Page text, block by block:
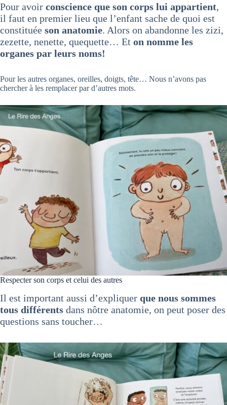
Pour avoir conscience que son corps lui appartient,
il faut en premier lieu que l’enfant sache de quoi est
constituée son anatomie. Alors on abandonne les zizi,
zezette, nenette, quequette… Et on nomme les
organes par leurs noms!
Pour les autres organes, oreilles, doigts, tête… Nous n’avons pas
chercher à les remplacer par d’autres mots.
Respecter son corps et celui des autres
Il est important aussi d’expliquer que nous sommes
tous différents dans nôtre anatomie, on peut poser des
questions sans toucher…